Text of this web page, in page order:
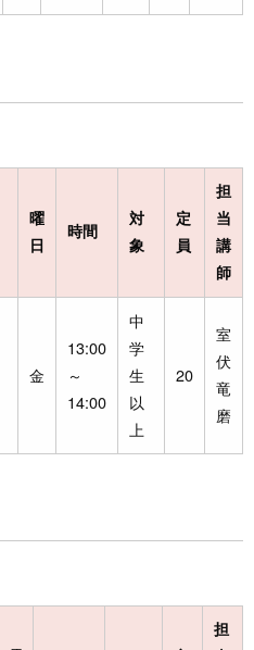
曜
日
時間
対
象
定
員
担
当
講
師
金
13:00
～
14:00
中
学
生
以
上
20
室
伏
竜
磨
担